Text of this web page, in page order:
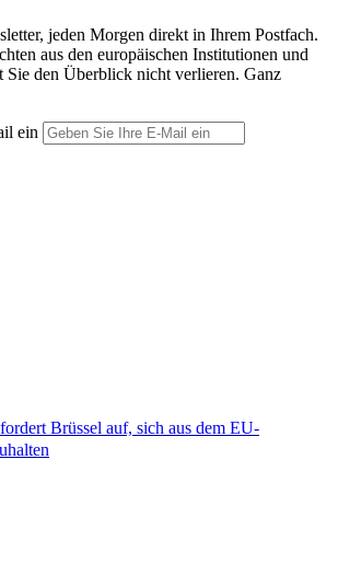
jeden Morgen direkt in Ihrem Postfach.
aus den europäischen Institutionen und
Sie den Überblick nicht verlieren. Ganz
ein
Brüssel auf, sich aus dem EU-